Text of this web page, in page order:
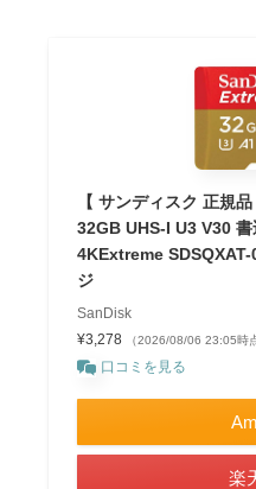
【 サンディスク 正規
32GB UHS-I U3 V30
4KExtreme
ジ
SanDisk
¥3,278
（2026/08/06 23:05時
口コミを見る
楽